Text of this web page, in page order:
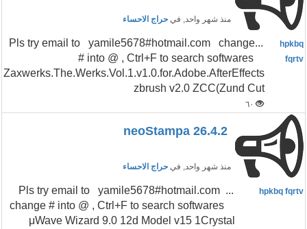
منذ شهر واحد, في حراج الاحساء
hpkbq
fqrtv
...Pls try email to yamile5678#hotmail.com change
# into @ , Ctrl+F to search softwares
Zaxwerks.The.Werks.Vol.1.v1.0.for.Adobe.AfterEffects
zbrush v2.0 ZCC(Zund Cut
٦٠
منذ شهر واحد, في حراج الاحساء
hpkbq fqrtv
...Pls try email to yamile5678#hotmail.com
change # into @ , Ctrl+F to search softwares
μWave Wizard 9.0 12d Model v15 1Crystal